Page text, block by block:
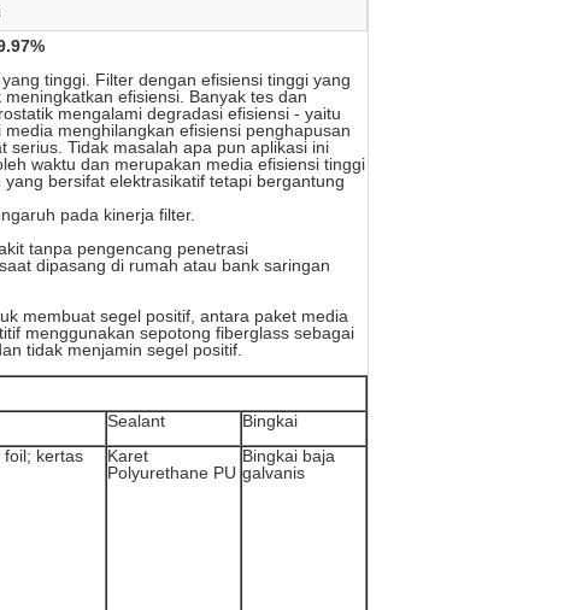
tinggi. Filter dengan efisiensi tinggi yang
efisiensi. Banyak tes dan
mengalami degradasi efisiensi - yaitu
menghilangkan efisiensi penghapusan
serius. Tidak masalah apa pun aplikasi ini
waktu dan merupakan media efisiensi tinggi
bersifat elektrasikatif tetapi bergantung
pada kinerja filter.
tanpa pengencang penetrasi
dipasang di rumah atau bank saringan
membuat segel positif, antara paket media
menggunakan sepotong fiberglass sebagai
tidak menjamin segel positif.
Sealant
Bingkai
foil; kertas
Karet
Polyurethane PU
Bingkai baja
galvanis